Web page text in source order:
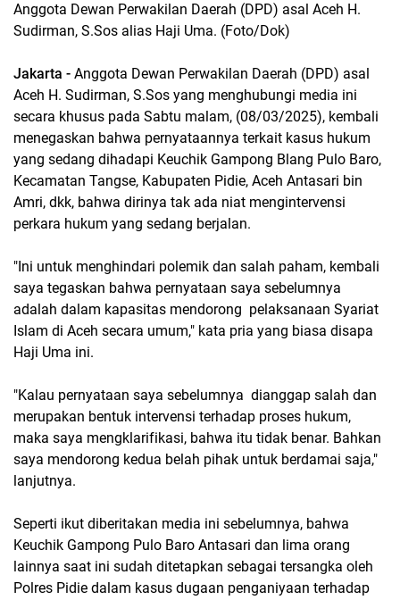
Anggota Dewan Perwakilan Daerah (DPD) asal Aceh H.
Sudirman, S.Sos alias Haji Uma. (Foto/Dok)
Jakarta - Anggota Dewan Perwakilan Daerah (DPD) asal
Aceh H. Sudirman, S.Sos yang menghubungi media ini
secara khusus pada Sabtu malam, (08/03/2025), kembali
menegaskan bahwa pernyataannya terkait kasus hukum
yang sedang dihadapi Keuchik Gampong Blang Pulo Baro,
Kecamatan Tangse, Kabupaten Pidie, Aceh Antasari bin
Amri, dkk, bahwa dirinya tak ada niat mengintervensi
perkara hukum yang sedang berjalan.
"Ini untuk menghindari polemik dan salah paham, kembali
saya tegaskan bahwa pernyataan saya sebelumnya
adalah dalam kapasitas mendorong pelaksanaan Syariat
Islam di Aceh secara umum," kata pria yang biasa disapa
Haji Uma ini.
"Kalau pernyataan saya sebelumnya dianggap salah dan
merupakan bentuk intervensi terhadap proses hukum,
maka saya mengklarifikasi, bahwa itu tidak benar. Bahkan
saya mendorong kedua belah pihak untuk berdamai saja,"
lanjutnya.
Seperti ikut diberitakan media ini sebelumnya, bahwa
Keuchik Gampong Pulo Baro Antasari dan lima orang
lainnya saat ini sudah ditetapkan sebagai tersangka oleh
Polres Pidie dalam kasus dugaan penganiyaan terhadap